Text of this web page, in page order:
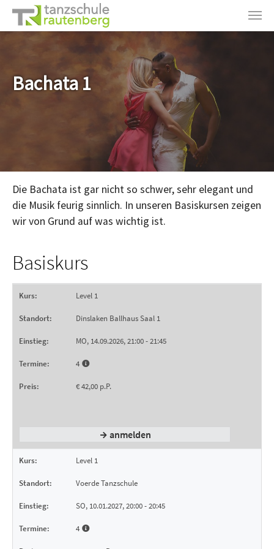
Zum Hauptinhalt springen
Bachata 1
Die Bachata ist gar nicht so schwer, sehr elegant und
die Musik feurig sinnlich. In unseren Basiskursen zeigen
wir von Grund auf was wichtig ist.